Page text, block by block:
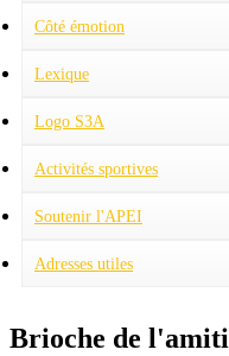
Le conseil d'administration
Présentation
Côté émotion
Quand le destin nous joue
Lexique
Logo S3A
Activités sportives
Judo
Soutenir l'APEI
Adresses utiles
Brioche de